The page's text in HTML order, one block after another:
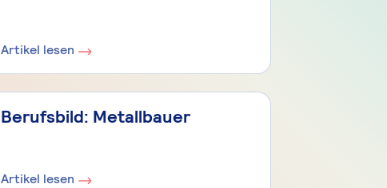
Artikel lesen
Berufsbild: Metallbauer
Artikel lesen